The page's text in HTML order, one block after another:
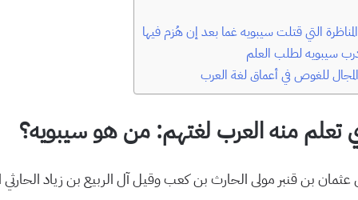
المناظرة التي قتلت سيبويه غما بعد إن هُزم فيها
سيبويه لطلب العلم
للغوص في أعماق لغة العرب
تعلم منه العرب لغتهم: من هو سيبويه؟
بن قنبر مولى الحارث بن كعب وقيل آل الربيع بن زياد الحارثي